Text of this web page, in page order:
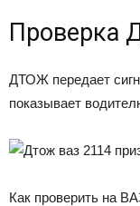
Проверка
ДТОЖ передает
показывает
Как проверить на